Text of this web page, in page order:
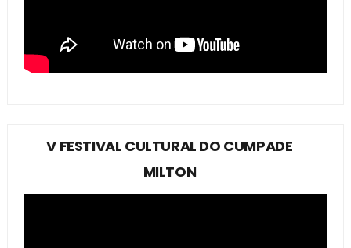
V FESTIVAL CULTURAL DO CUMPADE
MILTON